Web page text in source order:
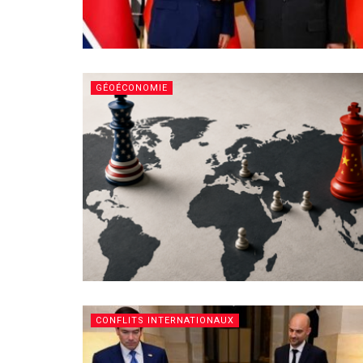
GÉOÉCONOMIE
CONFLITS INTERNATIONAUX